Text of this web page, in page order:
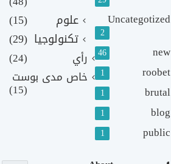
Uncategotized
2
new
46
roobet
1
brutal
1
blog
1
public
1
علوم
(15)
تكنولوجيا (29)
رأي
(24)
خاص مدى بوست
(15)